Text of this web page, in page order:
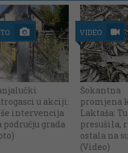
u akciji:
intervencija
području grada
VIDEO
Šokantna
promjena
Laktaša:
presušila,
ostala na
(Video)